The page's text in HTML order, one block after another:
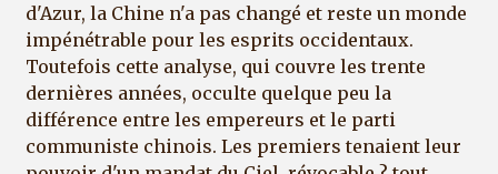
d'Azur, la Chine n'a pas changé et reste un monde
impénétrable pour les esprits occidentaux.
Toutefois cette analyse, qui couvre les trente
dernières années, occulte quelque peu la
différence entre les empereurs et le parti
communiste chinois. Les premiers tenaient leur